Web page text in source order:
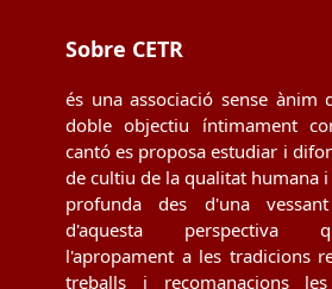
Sobre CETR
és una associació sense ànim
doble objectiu íntimament
cantó es proposa estudiar i
de cultiu de la qualitat humana
profunda des d'una
d'aquesta perspectiva
l'apropament a les tradicions
treballs i recomanacions